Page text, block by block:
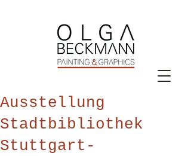
Ausstellung
Stadtbibliothek
Stuttgart-